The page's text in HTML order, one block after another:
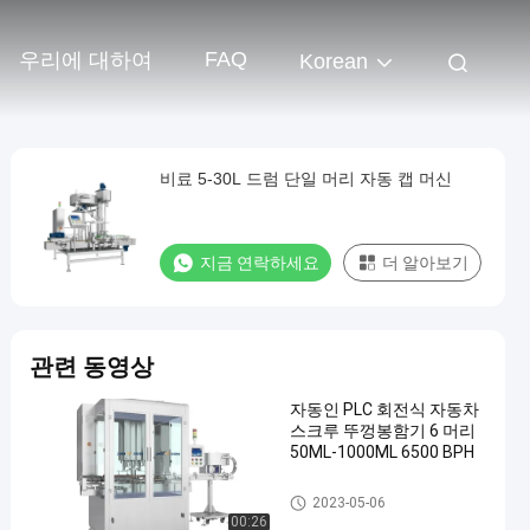
우리에 대하여 FAQ Korean
비료 5-30L 드럼 단일 머리 자동 캡 머신
지금 연락하세요 더 알아보기
관련 동영상
00:26
자동인 PLC 회전식 자동차
스크루 뚜껑봉함기 6 머리
50ML-1000ML 6500 BPH
자동적인 모자를 씌우는 기계
2023-05-06